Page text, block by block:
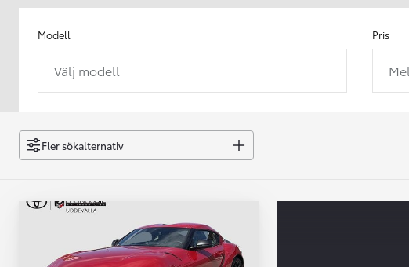
Från 238 900 kr
Easy Billån
GR Yaris
BENSIN
Modell
Välj modell
Pris
Fler sökalternativ